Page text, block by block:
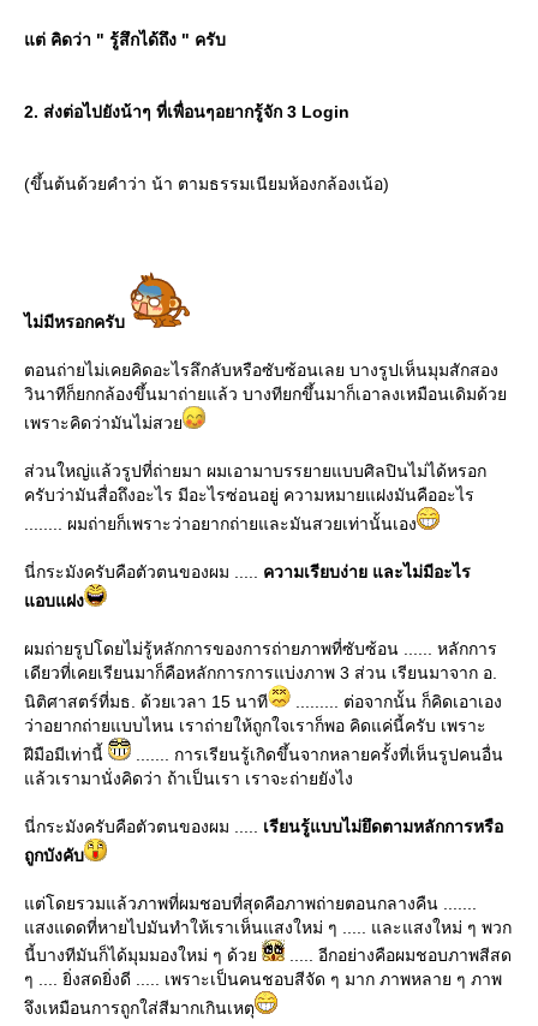
ต่ คิดว่า " รู้สึกได้ถึง " ครับ
2. ส่งต่อไปยังน้าๆ ที่เพื่อนๆอยากรู้จัก 3 Login
(ขึ้นต้นด้วยคำว่า น้า ตามธรรมเนียมห้องกล้องเน้อ)
ไม่มีหรอกครับ
ตอนถ่ายไม่เคยคิดอะไรลึกลับหรือซับซ้อนเลย บางรูปเห็นมุมสักสอง
วินาทีก็ยกกล้องขึ้นมาถ่ายแล้ว บางทียกขึ้นมาก็เอาลงเหมือนเดิมด้ว
เพราะคิดว่ามันไม่สว
ส่วนใหญ่แล้วรูปที่ถ่ายมา ผมเอามาบรรยายแบบศิลปินไม่ได้หรอก
ครับว่ามันสื่อถึงอะไร มีอะไรซ่อนอยู่ ความหมายแฝงมันคืออะไร
........ ผมถ่ายก็เพราะว่าอยากถ่ายและมันสวยเท่านั้นเอง
นี่กระมังครับคือตัวตนของผม ..... ความเรียบง่าย และไม่มีอะไร
อบแฝง
ผมถ่ายรูปโดยไม่รู้หลักการของการถ่ายภาพที่ซับซ้อน ...... หลักการ
เดียวที่เคยเรียนมาก็คือหลักการการแบ่งภาพ 3 ส่วน เรียนมาจาก อ.
นิติศาสตร์ที่มธ. ด้วยเวลา 15 นาที
......... ต่อจากนั้น ก็คิดเอาเอง
ว่าอยากถ่ายแบบไหน เราถ่ายให้ถูกใจเราก็พอ คิดแค่นี้ครับ เพราะ
ฝีมือมีเท่านี้
....... การเรียนรู้เกิดขึ้นจากหลายครั้งที่เห็นรูปคนอื่น
ล้วเรามานั่งคิดว่า ถ้าเป็นเรา เราจะถ่ายยังไง
นี่กระมังครับคือตัวตนของผม ..... เรียนรู้แบบไม่ยึดตามหลักการหรือ
ถูกบังคับ
ต่โดยรวมแล้วภาพที่ผมชอบที่สุดคือภาพถ่ายตอนกลางคืน .......
สงแดดที่หายไปมันทำให้เราเห็นแสงใหม่ ๆ ..... และแสงใหม่ ๆ พวก
นี้บางทีมันก็ได้มุมมองใหม่ ๆ ด้ว
..... อีกอย่างคือผมชอบภาพสีสด
ๆ .... ยิ่งสดยิ่งดี ..... เพราะเป็นคนชอบสีจัด ๆ มาก ภาพหลาย ๆ ภาพ
จึงเหมือนการถูกใส่สีมากเกินเหตุ